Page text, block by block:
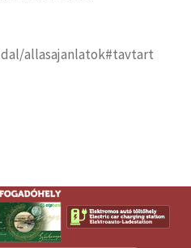
allasajanlatok#tavtart